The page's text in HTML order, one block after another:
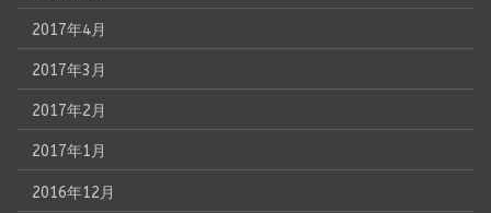
2017年4月
2017年3月
2017年2月
2017年1月
2016年12月